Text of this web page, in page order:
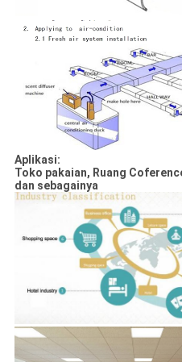
Aplikasi:
Toko pakaian, Ruang
dan sebagainya